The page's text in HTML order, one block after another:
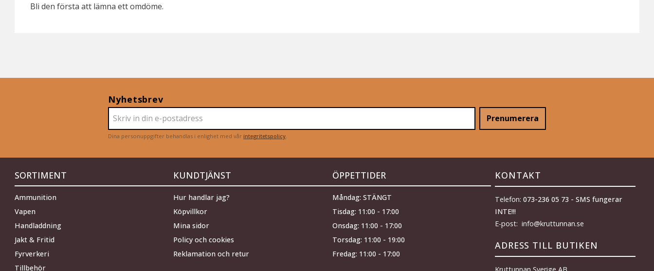
Bli den första att lämna ett omdöme.
Nyhetsbrev
Prenumerera
Dina personuppgifter behandlas i enlighet med vår integritetspolicy.
SORTIMENT
Ammunition
Vapen
Handladdning
Jakt & Fritid
Fyrverkeri
Tillbehör
KUNDTJÄNST
Hur handlar jag?
Köpvillkor
Mina sidor
Policy och cookies
Reklamation och retur
ÖPPETTIDER
Måndag: STÄNGT
Tisdag: 11:00 - 17:00
Onsdag: 11:00 - 17:00
Torsdag: 11:00 - 19:00
Fredag: 11:00 - 17:00
KONTAKT
Telefon: 073-236 05 73 - SMS fungerar
INTE!!!
E-post: info@kruttunnan.se
ADRESS TILL BUTIKEN